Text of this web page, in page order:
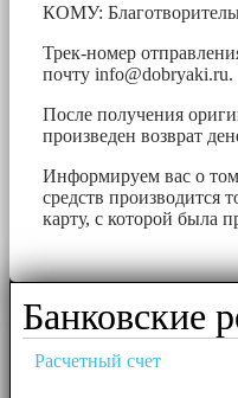
КОМУ:
Трек-номер
почту info@dobryaki.ru.
После получения
произведен возврат
Информируем вас о
средств производится
карту, с которой была
Банковские
Расчетный счет